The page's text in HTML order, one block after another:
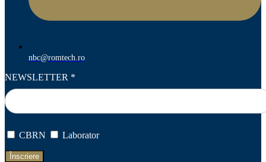
nbc@romtech.ro
NEWSLETTER *
CBRN Laborator